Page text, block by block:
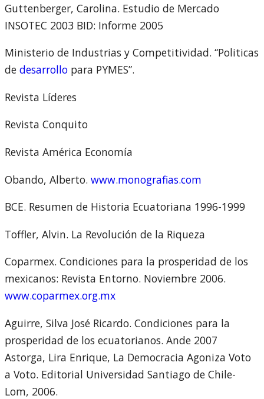
Guttenberger, Carolina. Estudio de Mercado
INSOTEC 2003 BID: Informe 2005
Ministerio de Industrias y Competitividad. “Politicas
de desarrollo para PYMES”.
Revista Líderes
Revista Conquito
Revista América Economía
Obando, Alberto. www.monografias.com
BCE. Resumen de Historia Ecuatoriana 1996-1999
Toffler, Alvin. La Revolución de la Riqueza
Coparmex. Condiciones para la prosperidad de los
mexicanos: Revista Entorno. Noviembre 2006.
www.coparmex.org.mx
Aguirre, Silva José Ricardo. Condiciones para la
prosperidad de los ecuatorianos. Ande 2007
Astorga, Lira Enrique, La Democracia Agoniza Voto
a Voto. Editorial Universidad Santiago de Chile-
Lom, 2006.